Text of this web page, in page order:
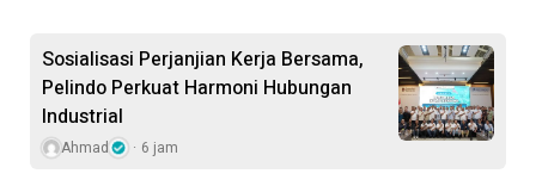
Sosialisasi Perjanjian Kerja Bersama,
Pelindo Perkuat Harmoni Hubungan
Industrial
Ahmad 6 jam